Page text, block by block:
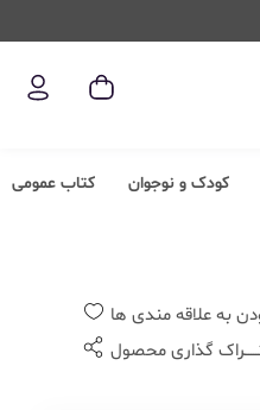
کودک و نوجوان کتاب عمومی
به علاقه مندی ها
گذاری محصول